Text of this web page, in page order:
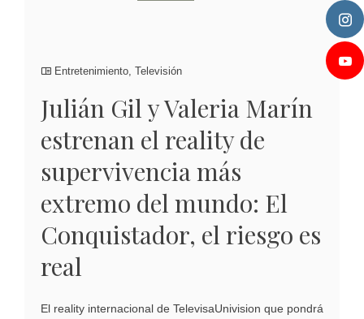
Entretenimiento, Televisión
Julián Gil y Valeria Marín
estrenan el reality de
supervivencia más
extremo del mundo: El
Conquistador, el riesgo es
real
El reality internacional de TelevisaUnivision que pondrá